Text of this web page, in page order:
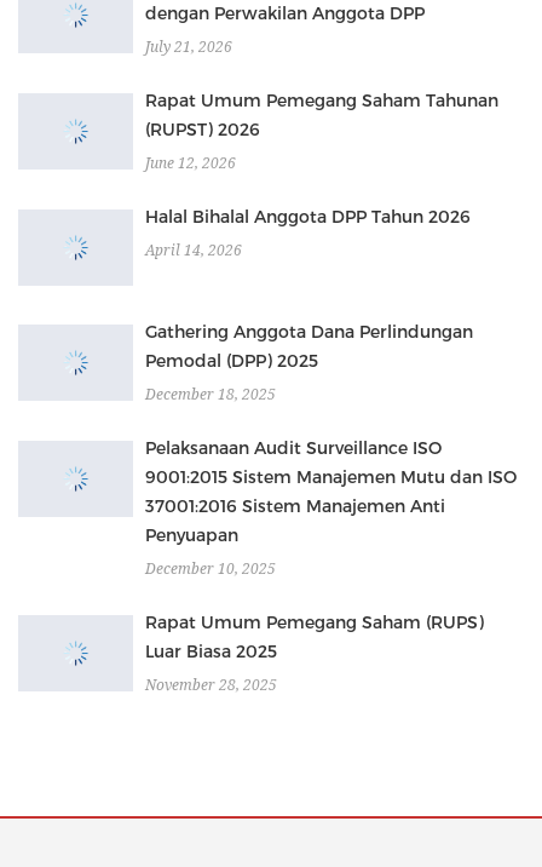
dengan Perwakilan Anggota DPP
July 21, 2026
Rapat Umum Pemegang Saham Tahunan
(RUPST) 2026
June 12, 2026
Halal Bihalal Anggota DPP Tahun 2026
April 14, 2026
Gathering Anggota Dana Perlindungan
Pemodal (DPP) 2025
December 18, 2025
Pelaksanaan Audit Surveillance ISO
9001:2015 Sistem Manajemen Mutu dan ISO
37001:2016 Sistem Manajemen Anti
Penyuapan
December 10, 2025
Rapat Umum Pemegang Saham (RUPS)
Luar Biasa 2025
November 28, 2025